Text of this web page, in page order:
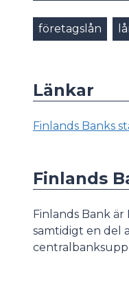
företagslån
Länkar
Finlands Banks
Finlands
Finlands Bank
samtidigt en del